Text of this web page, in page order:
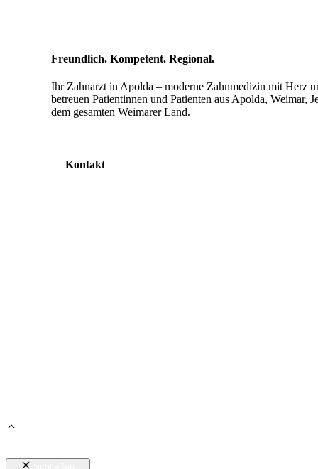
Freundlich. Kompetent. Regional.
Ihr Zahnarzt in Apolda – moderne Zahnmedizin mit Herz
betreuen Patientinnen und Patienten aus Apolda, Weimar,
dem gesamten Weimarer Land.
Kontakt